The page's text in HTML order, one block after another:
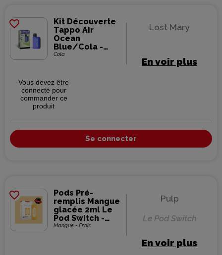
favorite_border
Kit Découverte
Tappo Air
Ocean
Blue/Cola -
Lost Mary
Cola
Lost Mary
En voir plus
Vous devez être
connecté pour
commander ce
produit
Se connecter
favorite_border
Pods Pré-
remplis Mangue
glacée 2ml Le
Pod Switch -
Pulp (pack de 2)
Mangue - Frais
Pulp
Le Pod Switch
En voir plus